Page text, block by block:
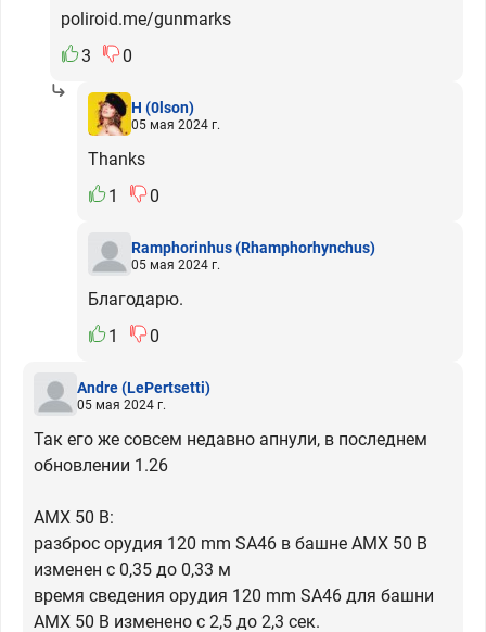
poliroid.me/gunmarks
3
0
H (0lson)
05 мая 2024 г.
Thanks
1
0
Ramphorinhus(Rhamphorhynchus)
05 мая 2024 г.
Благодарю.
1
0
Andre(LePertsetti)
05 мая 2024 г.
Так его же совсем недавно апнули, в последнем
обновлении 1.26
AMX 50 B:
разброс орудия 120 mm SA46 в башне AMX 50 B
изменен с 0,35 до 0,33 м
время сведения орудия 120 mm SA46 для башни
AMX 50 B изменено с 2,5 до 2,3 сек.